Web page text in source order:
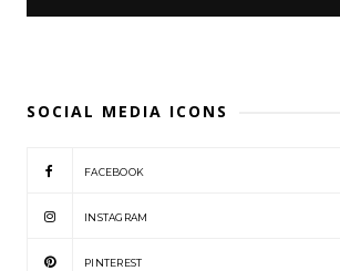
SOCIAL MEDIA ICONS
FACEBOOK
INSTAGRAM
PINTEREST